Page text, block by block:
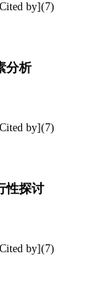
by](7)
分析
by](7)
性探讨
by](7)